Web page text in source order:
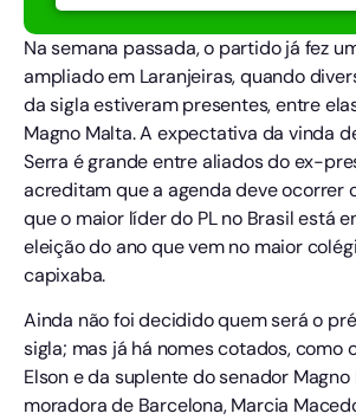
Na semana passada, o partido já fez
ampliado em Laranjeiras, quando
da sigla estiveram presentes, entre
Magno Malta. A expectativa da vinda
Serra é grande entre aliados do ex-
acreditam que a agenda deve ocorrer
que o maior líder do PL no Brasil está
eleição do ano que vem no maior
capixaba.
Ainda não foi decidido quem será o
sigla; mas já há nomes cotados, como
Elson e da suplente do senador Magno
moradora de Barcelona, Marcia